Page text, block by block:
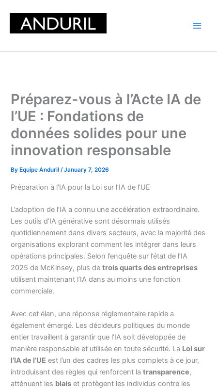
content
Préparez-vous à l’Acte IA de
l’UE : Fondations de
données solides pour une
innovation responsable
By Equipe Anduril/January 7, 2026
Préparation à l’IA pour la Loi sur l’IA de l’UE
L’adoption de l’IA a connu une accélération extraordinaire.
Les outils d’IA générative sont désormais utilisés
quotidiennement dans divers secteurs, avec la majorité des
organisations explorant comment les intégrer dans leurs
opérations principales. Selon l’enquête sur l’état de l’IA
2025 de McKinsey, plus detrois quarts des entreprises
utilisent maintenant l’IA dans au moins une fonction
commerciale.
Avec cet élan, une réponse réglementaire rapide a
également émergé. Les décideurs politiques du monde
entier travaillent à garantir que l’IA soit développée de
manière responsable et utilisée en toute sécurité. La Loi sur
l’IA de l’UE est l’un des cadres les plus complets à ce jour,
introduisant des règles qui renforcent latransparence,
atténuent les biais et protègent les individus contre les